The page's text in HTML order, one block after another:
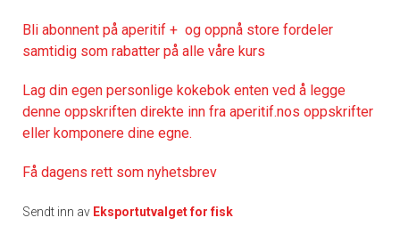
Bli abonnent på aperitif + og oppnå store fordeler
samtidig som rabatter på alle våre kurs
Lag din egen personlige kokebok enten ved å legge
denne oppskriften direkte inn fra aperitif.nos oppskrifter
eller komponere dine egne.
Få dagens rett som nyhetsbrev
Sendt inn av Eksportutvalget for fisk